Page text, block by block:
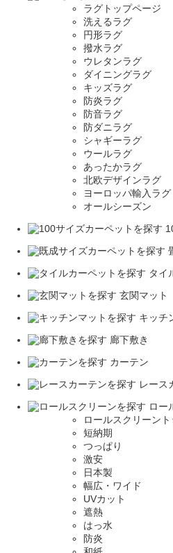
ラグトップページ
洗えるラグ
円形ラグ
撥水ラグ
ウレタンラグ
ダイニングラグ
キッズラグ
防炎ラグ
防音ラグ
防ダニラグ
シャギーラグ
ウールラグ
あったかラグ
北欧デザインラグ
ヨーロッパ輸入ラグ
オールシーズン
タイ
玄関マット
キッチ
廊下敷き
カーテン
レース
ロー
ロールスクリーン
短納期
つっぱり
激安
日本製
幅広・ワイド
UVカット
遮熱
はっ水
防炎